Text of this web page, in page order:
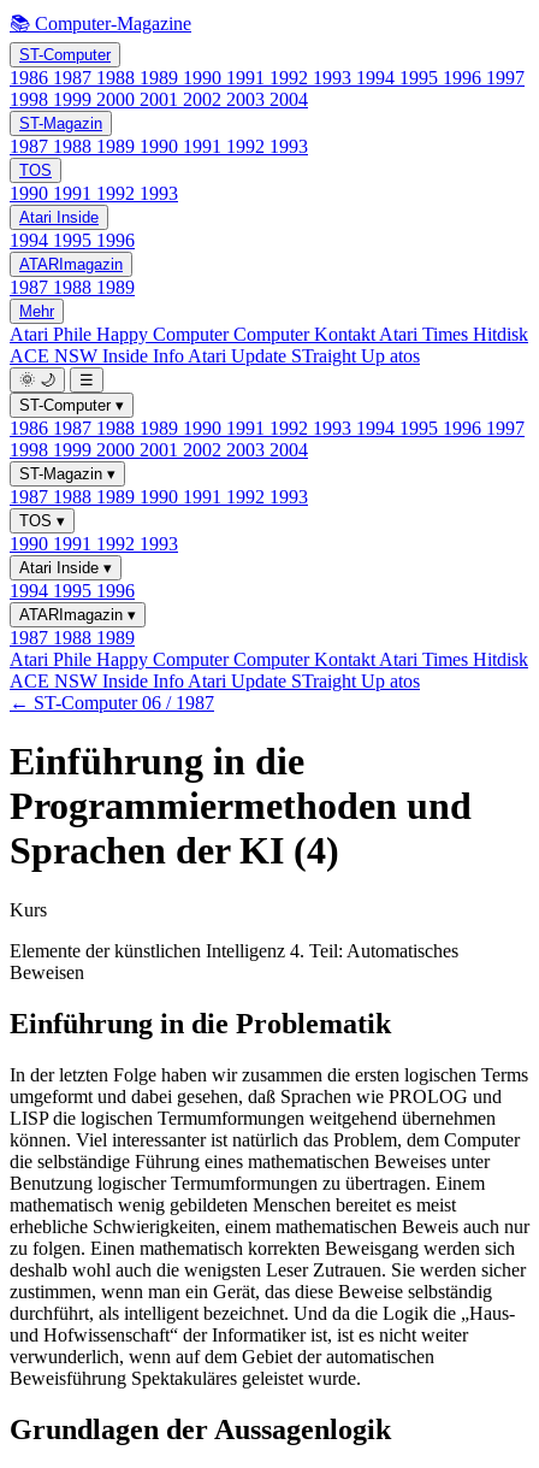
📚 Computer-Magazine
ST-Computer
1986 1987 1988 1989 1990 1991 1992 1993 1994 1995 1996 1997
1998 1999 2000 2001 2002 2003 2004
ST-Magazin
1987 1988 1989 1990 1991 1992 1993
TOS
1990 1991 1992 1993
Atari Inside
1994 1995 1996
ATARImagazin
1987 1988 1989
Mehr
Atari Phile Happy ComputerComputer Kontakt Atari Times Hitdisk
ACE NSW Inside Info Atari Update STraight Up atos
🌞 🌙
☰
ST-Computer ▾
1986 1987 1988 1989 1990 1991 1992 1993 1994 1995 1996 1997
1998 1999 2000 2001 2002 2003 2004
ST-Magazin ▾
1987 1988 1989 1990 1991 1992 1993
TOS ▾
1990 1991 1992 1993
Atari Inside ▾
1994 1995 1996
ATARImagazin ▾
1987 1988 1989
Atari Phile Happy ComputerComputer Kontakt Atari Times Hitdisk
ACE NSW Inside Info Atari Update STraight Up atos
← ST-Computer 06 / 1987
Einführung in die
Programmiermethoden und
Sprachen der KI (4)
Kurs
Elemente der künstlichen Intelligenz 4. Teil: Automatisches
Beweisen
Einführung in die Problematik
In der letzten Folge haben wir zusammen die ersten logischen Terms
umgeformt und dabei gesehen, daß Sprachen wie PROLOG und
LISP die logischen Termumformungen weitgehend übernehmen
können. Viel interessanter ist natürlich das Problem, dem Computer
die selbständige Führung eines mathematischen Beweises unter
Benutzung logischer Termumformungen zu übertragen. Einem
mathematisch wenig gebildeten Menschen bereitet es meist
erhebliche Schwierigkeiten, einem mathematischen Beweis auch nur
zu folgen. Einen mathematisch korrekten Beweisgang werden sich
deshalb wohl auch die wenigsten Leser Zutrauen. Sie werden sicher
zustimmen, wenn man ein Gerät, das diese Beweise selbständig
durchführt, als intelligent bezeichnet. Und da die Logik die „Haus-
und Hofwissenschaft“ der Informatiker ist, ist es nicht weiter
verwunderlich, wenn auf dem Gebiet der automatischen
Beweisführung Spektakuläres geleistet wurde.
Grundlagen der Aussagenlogik